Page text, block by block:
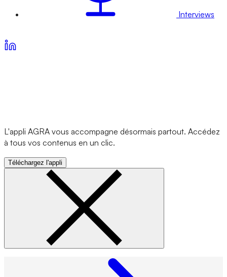
Interviews
L'appli AGRA vous accompagne désormais partout. Accédez
à tous vos contenus en un clic.
Téléchargez l'appli